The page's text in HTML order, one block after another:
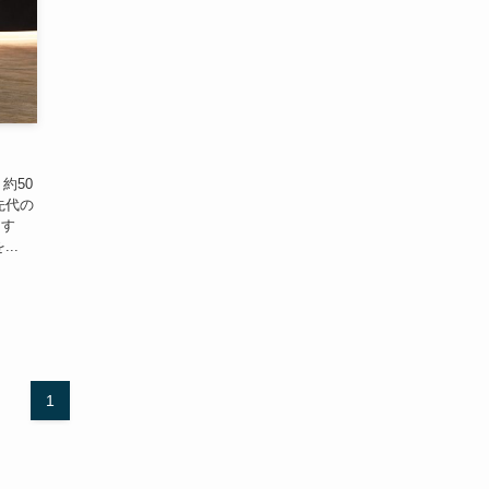
50
代の
...
1